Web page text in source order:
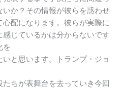
か？その情報が彼らを惑わせ
配になります。彼らが実際に
じているかは分からないです
を
と思います。トランプ・ジョ
ちが表舞台を去っていき今回